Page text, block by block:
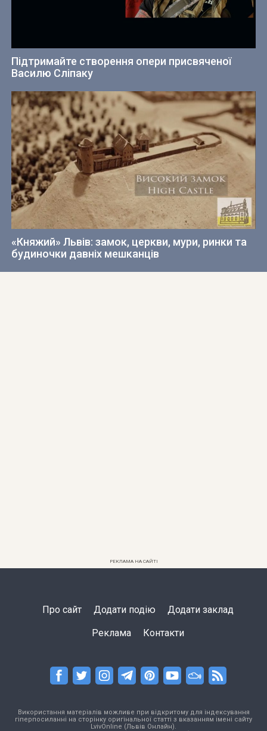
Підтримайте створення опери присвяченої
Василю Сліпаку
«Княжий» Львів: замок, церкви, мури, ринки та
будиночки давніх мешканців
РЕКЛАМА НА САЙТІ
Про сайт Додати подію Додати заклад
Реклама Контакти
Використання матеріалів можливе при відкритому для індексування
гіперпосиланні на сторінку оригінальної статті з вказанням імені сайту
LvivOnline (Львів Онлайн).